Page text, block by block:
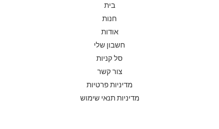
בית
חנות
אודות
חשבון שלי
סל קניות
צור קשר
מדיניות פרטיות
מדיניות תנאי שימוש